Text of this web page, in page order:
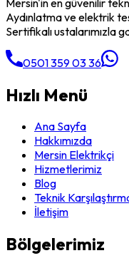
Aydınlatma ve elektrik
Sertifikalı ustalarımızla
0501 359 03 36
Hızlı Menü
Ana Sayfa
Hakkımızda
Mersin Elektrikçi
Hizmetlerimiz
Blog
Teknik
İletişim
Bölgelerimiz